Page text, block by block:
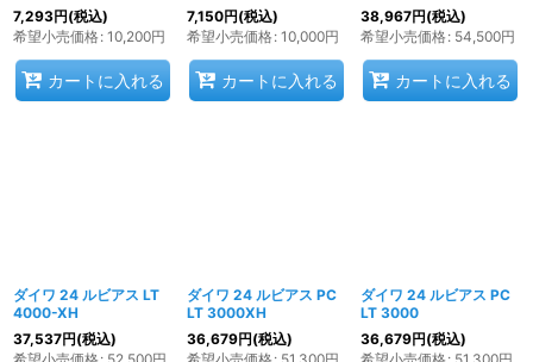
7,293円(税込)
希望小売価格: 10,200円
カートに入れる
7,150円(税込)
希望小売価格: 10,000円
カートに入れる
38,967円(税込)
希望小売価格: 54,500円
カートに入れる
ダイワ 24 ルビアス LT
4000-XH
37,537円(税込)
ダイワ 24 ルビアス PC
LT 3000XH
36,679円(税込)
ダイワ 24 ルビアス PC
LT 3000
36,679円(税込)